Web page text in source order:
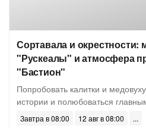
Сортавала и
"Рускеалы" и атмосфера
"Бастион"
Попробовать калитки и
истории и полюбоваться
Завтра в 08:00 12 авг в 08:00